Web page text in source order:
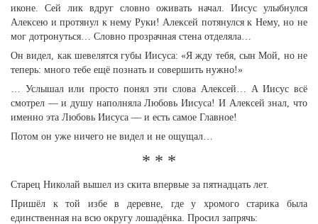
иконе. Сей лик вдруг словно оживать начал. Иисус улыбнулся
Алексею и протянул к нему Руки! Алексей потянулся к Нему, но не
мог дотронуться… Словно прозрачная стена отделяла…
Он видел, как шевелятся губы Иисуса: «Я жду тебя, сын Мой, но не
теперь: много тебе ещё познать и совершить нужно!»
… Услышал или просто понял эти слова Алексей… А Иисус всё
смотрел — и душу наполняла Любовь Иисуса! И Алексей знал, что
именно эта Любовь Иисуса — и есть самое Главное!
Потом он уже ничего не видел и не ощущал…
* * *
Старец Николай вышел из скита впервые за пятнадцать лет.
Пришёл к той избе в деревне, где у хромого старика была
единственная на всю округу лошадёнка. Просил запрячь: